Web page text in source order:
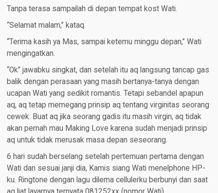
Tanpa terasa sampailah di depan tempat kost Wati.
“Selamat malam,” kataq.
“Terima kasih ya Mas, sampai ketemu minggu depan,” Wati
mengingatkan.
“Ok” jawabku singkat, dan setelah itu aq langsung tancap gas
balik dengan perasaan yang masih bertanya-tanya dengan
ucapan Wati yang sedikit romantis. Tetapi sebandel apapun
aq, aq tetap memegang prinsip aq tentang virginitas seorang
cewek. Buat aq jika seorang gadis itu masih virgin, aq tidak
akan pernah mau Making Love karena sudah menjadi prinsip
aq untuk tidak merusak masa depan seseorang.
6 hari sudah berselang setelah pertemuan pertama dengan
Wati dan sesuai janji dia, Kamis siang Wati menelphone HP-
ku. Ringtone dengan lagu dilema cellulerku berbunyi dan saat